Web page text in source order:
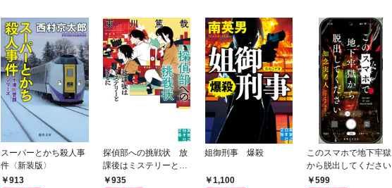
スーパーとかち殺人事
件〈新装版〉
913
探偵部への挑戦状 放
課後はミステリーとと
もに 新装版
935
姐御刑事 爆殺
1,100
このスマホで地下牢獄
から脱出してください
599